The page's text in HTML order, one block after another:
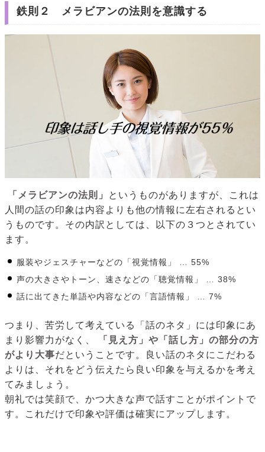
鉄則２ メラビアンの法則を意識する
「メラビアンの法則」
というものがありますが、これは
人間の話の印象は内容よりも他の情報に左右されるとい
うものです。その内訳としては、以下の３つとされてい
ます。
服装やジェスチャーなどの「視覚情報」 … 55%
声の大きさやトーン、速さなどの「聴覚情報」 … 38%
話に出てきた単語や内容などの「言語情報」 … 7%
つまり、苦労して考えている「話のネタ」には印象にあ
まり影響力がなく、
「見え方」や「話し方」の部分の方
がより大事だということです。良い話のネタにこだわる
よりは、それをどう伝えたら良い印象を与えるかを考え
てみましょう。
朝礼では笑顔で、かつ大きな声で話すことがポイントで
す。これだけで印象や評価は確実にアップします。